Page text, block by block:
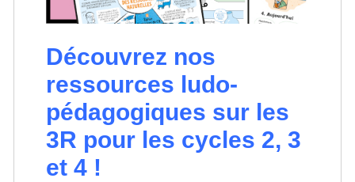
Découvrez nos
ressources ludo-
pédagogiques sur les
3R pour les cycles 2, 3
et 4 !